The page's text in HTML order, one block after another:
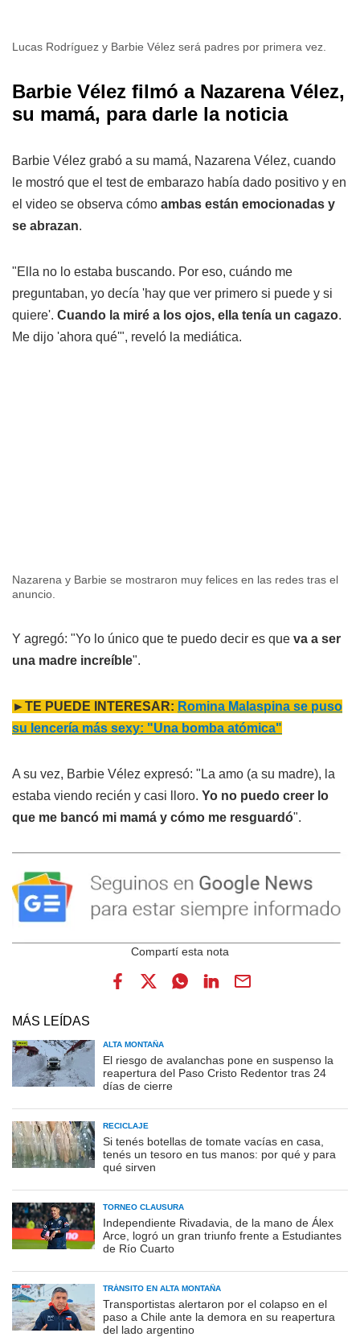
Lucas Rodríguez y Barbie Vélez será padres por primera vez.
Barbie Vélez filmó a Nazarena Vélez,
su mamá, para darle la noticia
Barbie Vélez grabó a su mamá, Nazarena Vélez, cuando
le mostró que el test de embarazo había dado positivo y en
el video se observa cómo ambas están emocionadas y
se abrazan.
"Ella no lo estaba buscando. Por eso, cuándo me
preguntaban, yo decía 'hay que ver primero si puede y si
quiere'. Cuando la miré a los ojos, ella tenía un cagazo.
Me dijo 'ahora qué'", reveló la mediática.
Nazarena y Barbie se mostraron muy felices en las redes tras el
anuncio.
Y agregó: "Yo lo único que te puedo decir es que va a ser
una madre increíble".
►TE PUEDE INTERESAR: Romina Malaspina se puso
su lencería más sexy: "Una bomba atómica"
A su vez, Barbie Vélez expresó: "La amo (a su madre), la
estaba viendo recién y casi lloro. Yo no puedo creer lo
que me bancó mi mamá y cómo me resguardó".
MÁS LEÍDAS
ALTA MONTAÑA
El riesgo de avalanchas pone en suspenso la
reapertura del Paso Cristo Redentor tras 24
días de cierre
RECICLAJE
Si tenés botellas de tomate vacías en casa,
tenés un tesoro en tus manos: por qué y para
qué sirven
TORNEO CLAUSURA
Independiente Rivadavia, de la mano de Álex
Arce, logró un gran triunfo frente a Estudiantes
de Río Cuarto
TRÁNSITO EN ALTA MONTAÑA
Transportistas alertaron por el colapso en el
paso a Chile ante la demora en su reapertura
del lado argentino